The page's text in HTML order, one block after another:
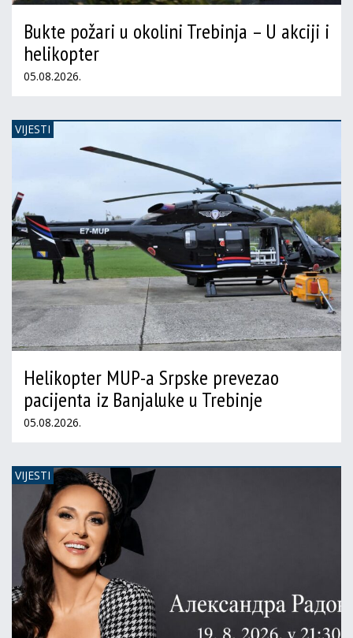
Bukte požari u okolini Trebinja – U akciji i
helikopter
05.08.2026.
VIJESTI
Helikopter MUP-a Srpske prevezao
pacijenta iz Banjaluke u Trebinje
05.08.2026.
VIJESTI